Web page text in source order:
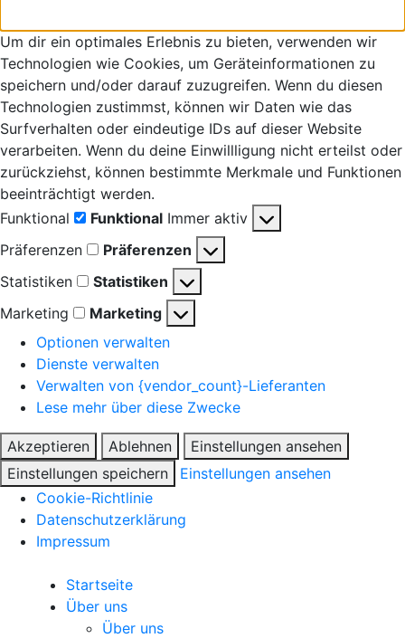
Um dir ein optimales Erlebnis zu bieten, verwenden wir
Technologien wie Cookies, um Geräteinformationen zu
speichern und/oder darauf zuzugreifen. Wenn du diesen
Technologien zustimmst, können wir Daten wie das
Surfverhalten oder eindeutige IDs auf dieser Website
verarbeiten. Wenn du deine Einwillligung nicht erteilst oder
zurückziehst, können bestimmte Merkmale und Funktionen
beeinträchtigt werden.
Funktional
Funktional Immer aktiv
Präferenzen
Präferenzen
Statistiken
Statistiken
Marketing
Marketing
Optionen verwalten
Dienste verwalten
Verwalten von {vendor_count}-Lieferanten
Lese mehr über diese Zwecke
Akzeptieren Ablehnen
Einstellungen ansehen
Einstellungen speichern
Einstellungen ansehen
Cookie-Richtlinie
Datenschutzerklärung
Impressum
Startseite
Über uns
Über uns